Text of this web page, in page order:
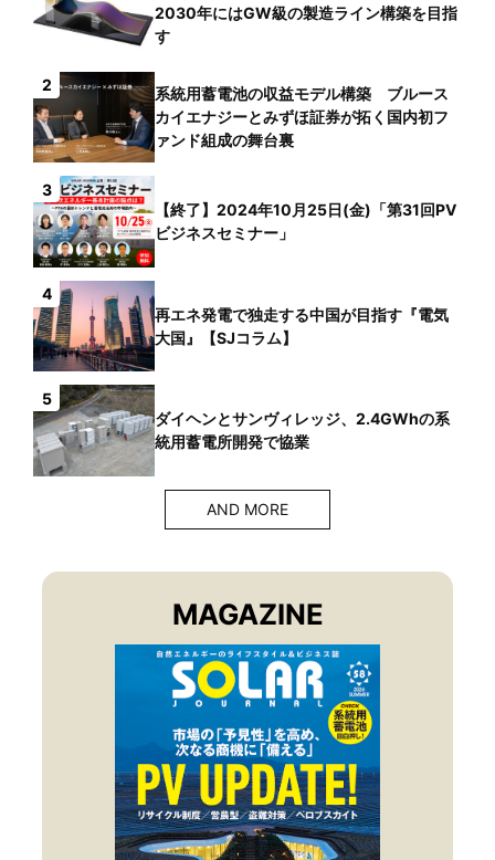
2030年にはGW級の製造ライン構築を目指
す
2
系統用蓄電池の収益モデル構築 ブルース
カイエナジーとみずほ証券が拓く国内初フ
ァンド組成の舞台裏
3
【終了】2024年10月25日(金)「第31回PV
ビジネスセミナー」
4
再エネ発電で独走する中国が目指す『電気
大国』【SJコラム】
5
ダイヘンとサンヴィレッジ、2.4GWhの系
統用蓄電所開発で協業
AND MORE
MAGAZINE